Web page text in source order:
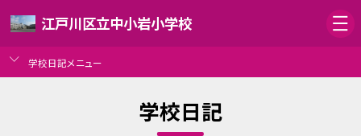
江戸川区立中小岩小学校
学校日記メニュー
学校日記